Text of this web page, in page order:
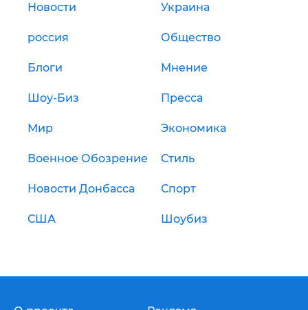
Новости Украина
россия Общество
Блоги Мнение
Шоу-Биз Пресса
Мир Экономика
Военное Обозрение Стиль
Новости Донбасса Спорт
США Шоубиз